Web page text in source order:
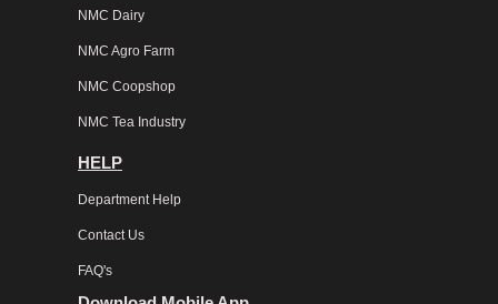
NMC Dairy
NMC Agro Farm
NMC Coopshop
NMC Tea Industry
HELP
Department Help
Contact Us
FAQ's